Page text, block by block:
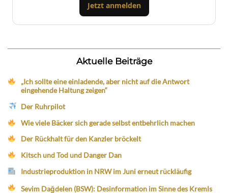
Jetzt anmelden
Aktuelle Beiträge
„Ich sollte eine einladende, aber nicht auf die Antwort
eingehende Haltung zeigen“
Der Ruhrpilot
Wie viele Bäcker sich gerade selbst entbehrlich machen
Der Rückhalt für den Kanzler bröckelt
Kitsch und Tod und Danger Dan
Industrieproduktion in NRW im Juni erneut rückläufig
Sevim Dağdelen (BSW): Desinformation im Sinne des Kremls